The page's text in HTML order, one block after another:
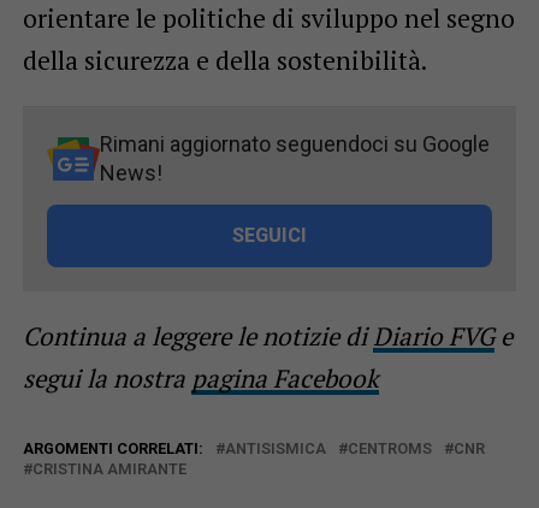
orientare le politiche di sviluppo nel segno
della sicurezza e della sostenibilità.
Rimani aggiornato seguendoci su Google
News!
SEGUICI
Continua a leggere le notizie diDiario FVGe
segui la nostra pagina Facebook
ARGOMENTI CORRELATI: ANTISISMICA CENTROMS
CNR
CRISTINA AMIRANTE